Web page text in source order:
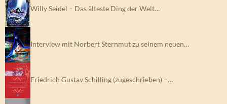
Willy Seidel – Das älteste Ding der Welt…
Interview mit Norbert Sternmut zu seinem neuen…
Friedrich Gustav Schilling (zugeschrieben) –…